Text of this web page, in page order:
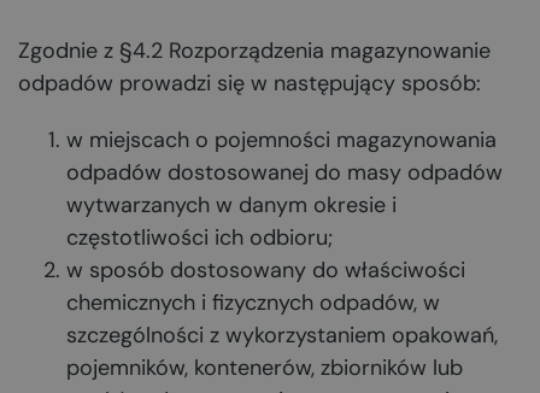
Zgodnie z §4.2 Rozporządzenia magazynowanie
odpadów prowadzi się w następujący sposób:
w miejscach o pojemności magazynowania
odpadów dostosowanej do masy odpadów
wytwarzanych w danym okresie i
częstotliwości ich odbioru;
w sposób dostosowany do właściwości
chemicznych i fizycznych odpadów, w
szczególności z wykorzystaniem opakowań,
pojemników, kontenerów, zbiorników lub